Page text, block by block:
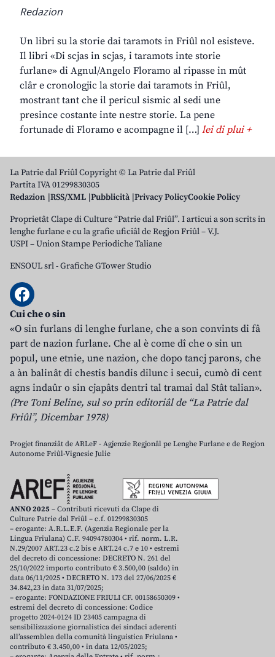
Redazion
Un libri su la storie dai taramots in Friûl nol esisteve.
Il libri «Di scjas in scjas, i taramots inte storie
furlane» di Agnul/Angelo Floramo al ripasse in mût
clâr e cronologjic la storie dai taramots in Friûl,
mostrant tant che il pericul sismic al sedi une
presince costante inte nestre storie. La pene
fortunade di Floramo e acompagne il […] lei di plui +
La Patrie dal Friûl Copyright © La Patrie dal Friûl
Partita IVA 01299830305
Redazion RSS/XML Pubblicità Privacy PolicyCookie Policy
Proprietât Clape di Culture “Patrie dal Friûl”. I articui a son scrits in
lenghe furlane e cu la grafie uficiâl de Regjon Friûl – V.J.
USPI – Union Stampe Periodiche Taliane
ENSOUL srl-Grafiche GTower Studio
Cui che o sin
«O sin furlans di lenghe furlane, che a son convints di fâ
part de nazion furlane. Che al è come dî che o sin un
popul, une etnie, une nazion, che dopo tancj parons, che
a àn balinât di chestis bandis dilunc i secui, cumò di cent
agns indaûr o sin cjapâts dentri tal tramai dal Stât talian».
(Pre Toni Beline, sul so prin editoriâl de “La Patrie dal
Friûl”, Dicembar 1978)
Progjet finanziât de ARLeF - Agjenzie Regjonâl pe Lenghe Furlane e de Regjon
Autonome Friûl-Vignesie Julie
ANNO 2025 – Contributi ricevuti da Clape di
Culture Patrie dal Friûl – c.f. 01299830305
– erogante: A.R.L.E.F. (Agenzia Regionale per la
Lingua Friulana) C.F. 94094780304 • rif. norm. L.R.
N.29/2007 ART.23 c.2 bis e ART.24 c.7 e 10 • estremi
del decreto di concessione: DECRETO N. 261 del
25/10/2022 importo contributo € 3.500,00 (saldo) in
data 06/11/2025 • DECRETO N. 173 del 27/06/2025 €
34.842,23 in data 31/07/2025;
– erogante: FONDAZIONE FRIULI CF. 00158650309 •
estremi del decreto di concessione: Codice
progetto 2024-0124 ID 23405 campagna di
sensibilizzazione giornalistica dei sindaci aderenti
all’assemblea della comunità linguistica Friulana •
contributo € 3.450,00 • in data 12/05/2025;